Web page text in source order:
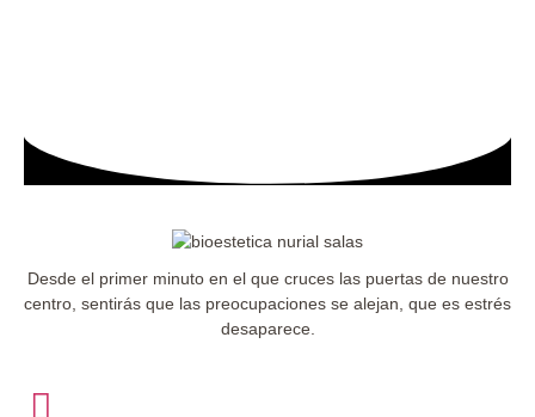
Desde el primer minuto en el que cruces las puertas de nuestro
centro, sentirás que las preocupaciones se alejan, que es estrés
desaparece.